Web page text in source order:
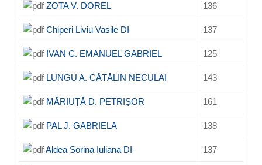
ZOTA V. DOREL 136
Chiperi Liviu Vasile DI 137
IVAN C. EMANUEL GABRIEL 125
LUNGU A. CĂTĂLIN NECULAI 143
MĂRIUȚĂ D. PETRIȘOR 161
PAL J. GABRIELA 138
Aldea Sorina Iuliana DI 137